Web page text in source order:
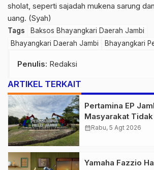
sholat, seperti sajadah mukena sarung
uang. (Syah)
Tags
Baksos Bhayangkari Daerah Jambi
Bhayangkari Daerah Jambi
Bhayangkari
Penulis: Redaksi
ARTIKEL TERKAIT
Pertamina EP
Masyarakat
Atas Jalur Pipa
calendar_monthRabu, 5 Agt 2026
Yamaha Fazzio